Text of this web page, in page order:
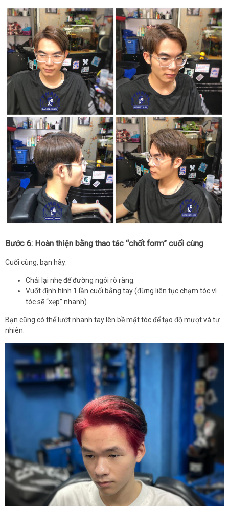
Bước 6: Hoàn thiện bằng thao tác “chốt form” cuối cùng
Cuối cùng, bạn hãy:
Chải lại nhẹ để đường ngôi rõ ràng.
Vuốt định hình 1 lần cuối bằng tay (đừng liên tục chạm tóc vì
tóc sẽ “xẹp” nhanh).
Bạn cũng có thể lướt nhanh tay lên bề mặt tóc để tạo độ mượt và tự
nhiên.